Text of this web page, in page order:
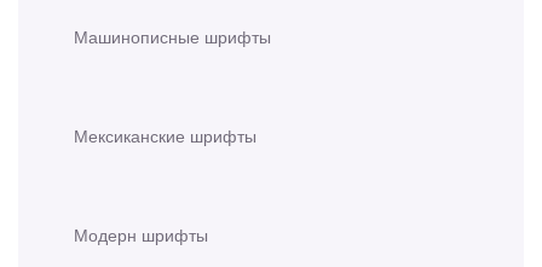
Машинописные шрифты
Мексиканские шрифты
Модерн шрифты